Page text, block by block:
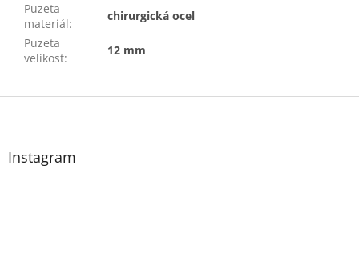
Puzeta
materiál:
chirurgická ocel
Puzeta
velikost:
12 mm
Z
Instagram